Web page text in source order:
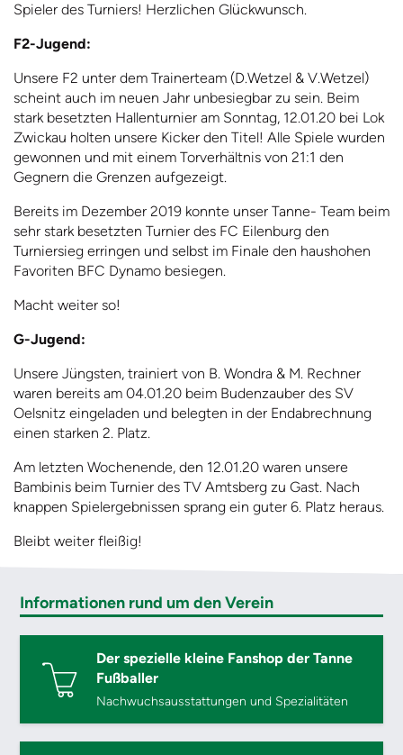
Spieler des Turniers! Herzlichen Glückwunsch.
F2-Jugend:
Unsere F2 unter dem Trainerteam (D.Wetzel & V.Wetzel)
scheint auch im neuen Jahr unbesiegbar zu sein. Beim
stark besetzten Hallenturnier am Sonntag, 12.01.20 bei Lok
Zwickau holten unsere Kicker den Titel! Alle Spiele wurden
gewonnen und mit einem Torverhältnis von 21:1 den
Gegnern die Grenzen aufgezeigt.
Bereits im Dezember 2019 konnte unser Tanne- Team beim
sehr stark besetzten Turnier des FC Eilenburg den
Turniersieg erringen und selbst im Finale den haushohen
Favoriten BFC Dynamo besiegen.
Macht weiter so!
G-Jugend:
Unsere Jüngsten, trainiert von B. Wondra & M. Rechner
waren bereits am 04.01.20 beim Budenzauber des SV
Oelsnitz eingeladen und belegten in der Endabrechnung
einen starken 2. Platz.
Am letzten Wochenende, den 12.01.20 waren unsere
Bambinis beim Turnier des TV Amtsberg zu Gast. Nach
knappen Spielergebnissen sprang ein guter 6. Platz heraus.
Bleibt weiter fleißig!
Informationen rund um den Verein
Der spezielle kleine Fanshop der Tanne
Fußballer
Nachwuchsausstattungen und Spezialitäten